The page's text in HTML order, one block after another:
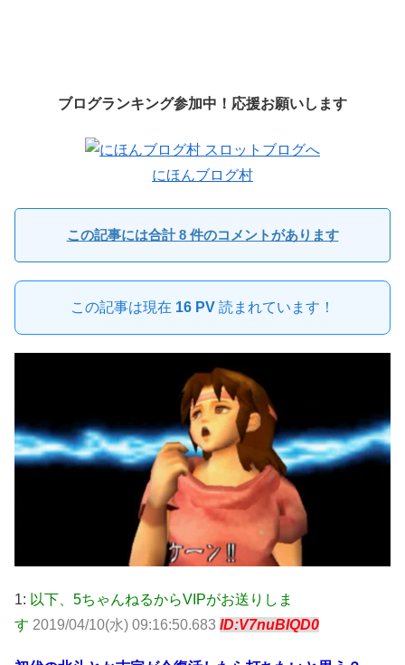
ブログランキング参加中！応援お願いします
にほんブログ村
この記事には合計 8 件のコメントがあります
この記事は現在 16 PV 読まれています！
1: 以下、5ちゃんねるからVIPがお送りしま
す 2019/04/10(水) 09:16:50.683 ID:V7nuBIQD0